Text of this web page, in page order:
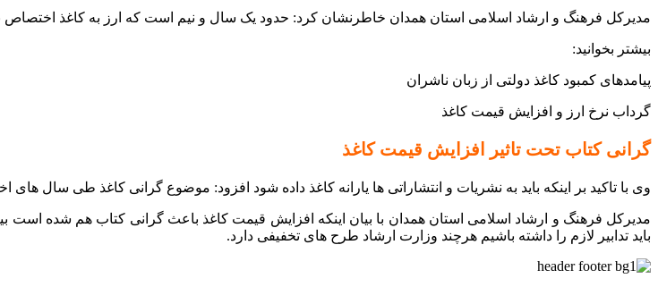
مدیرکل فرهنگ و ارشاد اسلامی استان همدان خاطرنشان کرد: حدود یک سال و نیم است که ارز به کاغذ اختصاص نیافته در
بیشتر بخوانید:
پیامدهای کمبود کاغذ دولتی از زبان ناشران
گرداب نرخ ارز و افزایش قیمت کاغذ
گرانی کتاب تحت تاثیر افزایش قیمت کاغذ
وی با تاکید بر اینکه باید به نشریات و انتشاراتی‌ ها یارانه کاغذ داده شود افزود: موضوع گرانی کاغذ طی سال‌
مدیرکل فرهنگ و ارشاد اسلامی استان همدان با بیان اینکه افزایش قیمت کاغذ باعث گرانی کتاب هم شده است
باید تدابیر لازم را داشته باشیم هرچند وزارت ارشاد طرح‌ های تخفیفی دارد.